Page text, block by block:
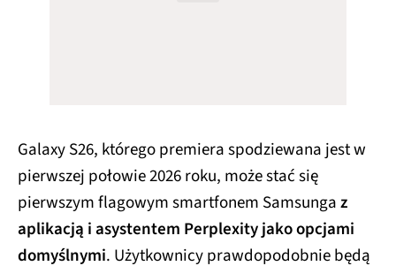
Galaxy S26, którego premiera spodziewana jest w
pierwszej połowie 2026 roku, może stać się
pierwszym flagowym smartfonem Samsunga z
aplikacją i asystentem Perplexity jako opcjami
domyślnymi. Użytkownicy prawdopodobnie będą